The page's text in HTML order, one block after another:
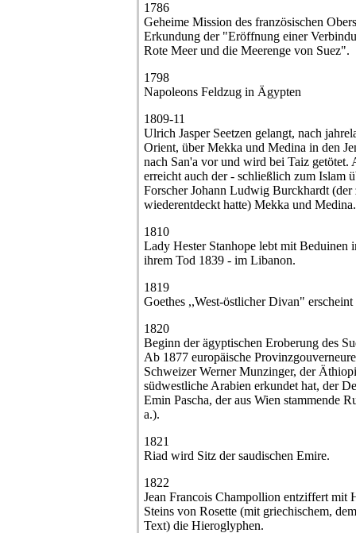
1786
Geheime Mission des französischen
Erkundung der "Eröffnung einer
Rote Meer und die Meerenge von Suez".
1798
Napoleons Feldzug in Ägypten
1809-11
Ulrich Jasper Seetzen gelangt, nach
Orient, über Mekka und Medina in den
nach San'a vor und wird bei Taiz getötet.
erreicht auch der - schließlich zum Islam
Forscher Johann Ludwig Burckhardt (der
wiederentdeckt hatte) Mekka und Medina.
1810
Lady Hester Stanhope lebt mit Beduinen
ihrem Tod 1839 - im Libanon.
1819
Goethes ,,West-östlicher Divan" erscheint
1820
Beginn der ägyptischen Eroberung des
Ab 1877 europäische
Schweizer Werner Munzinger, der
südwestliche Arabien erkundet hat, der
Emin Pascha, der aus Wien stammende
a.).
1821
Riad wird Sitz der saudischen Emire.
1822
Jean Francois Champollion entziffert mit
Steins von Rosette (mit griechischem,
Text) die Hieroglyphen.